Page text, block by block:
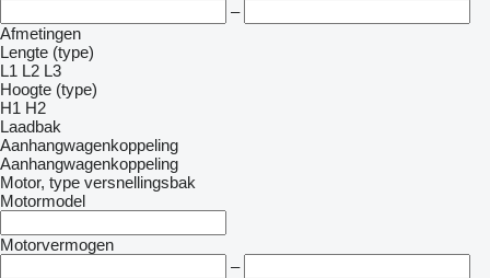
–
Afmetingen
Lengte (type)
L1 L2 L3
Hoogte (type)
H1 H2
Laadbak
Aanhangwagenkoppeling
Aanhangwagenkoppeling
Motor, type versnellingsbak
Motormodel
Motorvermogen
–